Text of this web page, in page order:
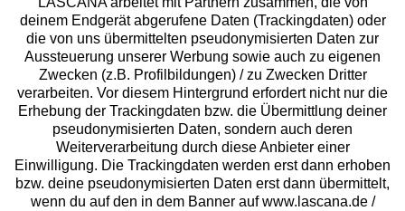
Services
Beratung
Über uns
Rechtliches
deinem Endgerät abgerufene Daten (Trackingdaten) oder
die von uns übermittelten pseudonymisierten Daten zur
Aussteuerung unserer Werbung sowie auch zu eigenen
Zwecken (z.B. Profilbildungen) / zu Zwecken Dritter
verarbeiten. Vor diesem Hintergrund erfordert nicht nur die
Erhebung der Trackingdaten bzw. die Übermittlung deiner
pseudonymisierten Daten, sondern auch deren
Weiterverarbeitung durch diese Anbieter einer
Einwilligung. Die Trackingdaten werden erst dann erhoben
bzw. deine pseudonymisierten Daten erst dann übermittelt,
wenn du auf den in dem Banner auf www.lascana.de /